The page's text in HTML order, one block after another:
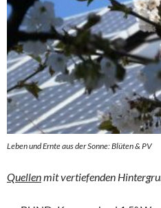
Leben und Ernte aus der Sonne:
Quellenmit vertiefenden